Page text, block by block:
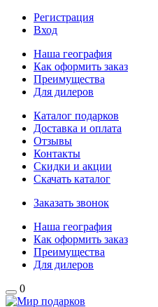
Регистрация
Вход
Наша география
Как оформить заказ
Преимущества
Для дилеров
Каталог подарков
Доставка и оплата
Отзывы
Контакты
Скидки и акции
Скачать каталог
Заказать звонок
Наша география
Как оформить заказ
Преимущества
Для дилеров
0